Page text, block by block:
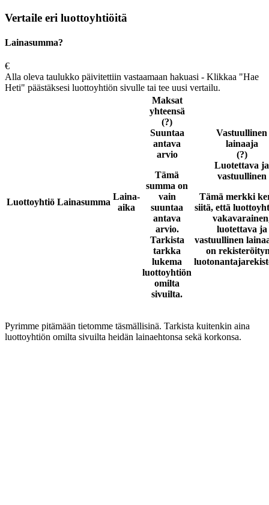
Vertaile eri luottoyhtiöitä
Lainasumma?
€
Alla oleva taulukko päivitettiin vastaamaan hakuasi - Klikkaa "Hae
Heti" päästäksesi luottoyhtiön sivulle tai tee uusi vertailu.
Luottoyhtiö Lainasumma
Laina-
aika
Maksat
yhteensä
(?)
Suuntaa
antava
arvio
Tämä
summa on
vain
suuntaa
antava
arvio.
Tarkista
tarkka
lukema
luottoyhtiön
omilta
sivuilta.
Vastuullinen
lainaaja
(?)
Luotettava ja
vastuullinen
Tämä merkki
siitä, että
luotettava ja
vastuullinen
on
Pyrimme pitämään tietomme täsmällisinä. Tarkista kuitenkin aina
luottoyhtiön omilta sivuilta heidän lainaehtonsa sekä korkonsa.